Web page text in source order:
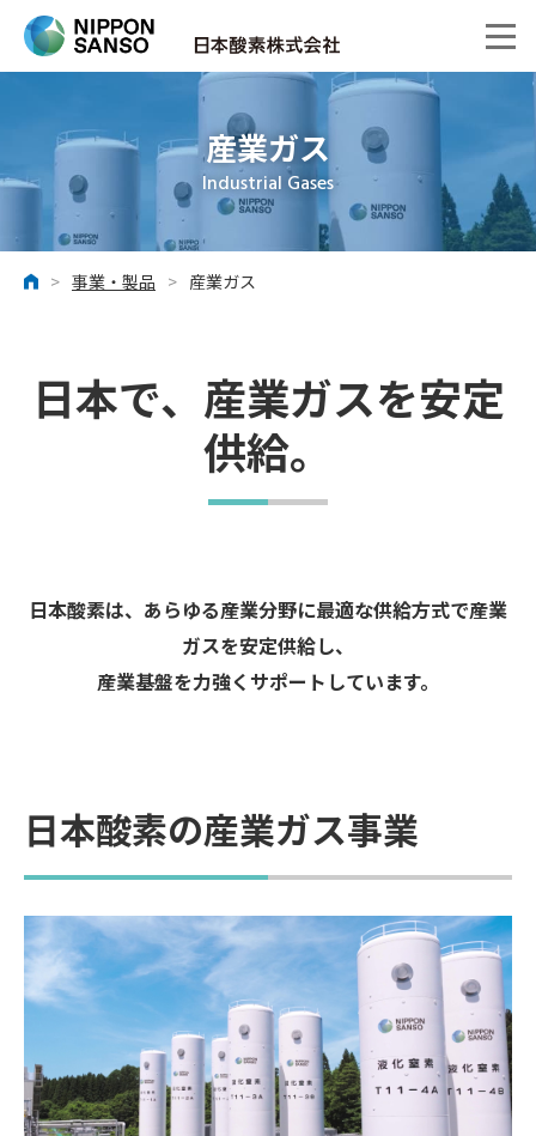
産業ガス
Industrial Gases
ホーム
> 事業・製品 > 産業ガス
日本で、産業ガスを安定
供給。
日本酸素は、あらゆる産業分野に最適な供給方式で産業
ガスを安定供給し、
産業基盤を力強くサポートしています。
日本酸素の産業ガス事業